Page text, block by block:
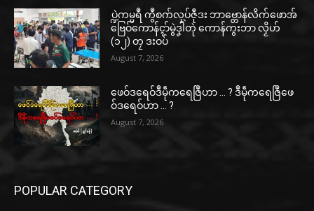
ပ္ဍဲကမ္မရဳ ကွဳစက်လုပ်ဇီုဒး ဘာဗ္တောန်လိက်ဖောအ်
ဗြေဝ်ကောန်ၚာ်မွဲဒၞါဲတုဲ ကောန်ကွးဘာ လၟိဟ်
(၁၂) တၠ ဒးဝပ်
August 7, 2026
ဖေဝ်ဒရေဝ်ဒဳမဵုကရေဇြဳဟာ … ? ဒဳမဵုကရေဇြဳဖေ
ဝ်ဒရေဝ်ဟာ … ?
August 7, 2026
POPULAR CATEGORY